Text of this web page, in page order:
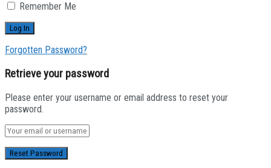
Remember Me
Forgotten Password?
Retrieve your password
Please enter your username or email address to reset your
password.